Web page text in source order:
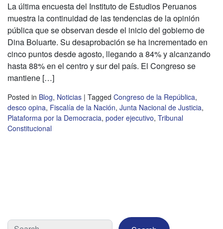
La última encuesta del Instituto de Estudios Peruanos
muestra la continuidad de las tendencias de la opinión
pública que se observan desde el inicio del gobierno de
Dina Boluarte. Su desaprobación se ha incrementado en
cinco puntos desde agosto, llegando a 84% y alcanzando
hasta 88% en el centro y sur del país. El Congreso se
mantiene […]
Posted in Blog, Noticias | Tagged Congreso de la República,
desco opina, Fiscalía de la Nación, Junta Nacional de Justicia,
Plataforma por la Democracia, poder ejecutivo, Tribunal
Constitucional